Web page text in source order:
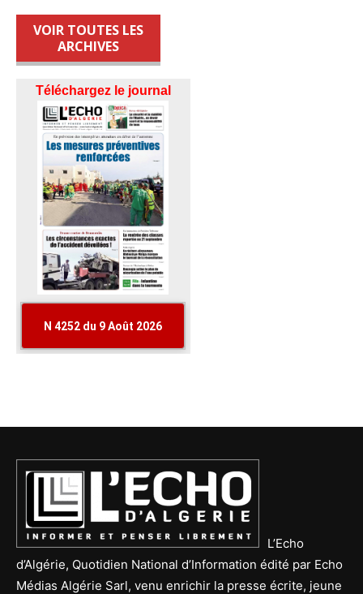
VOIR TOUTES LES
ARCHIVES
L’Echo
d’Algérie, Quotidien National d’Information édité par Echo
Médias Algérie Sarl, venu enrichir la presse écrite, jeune